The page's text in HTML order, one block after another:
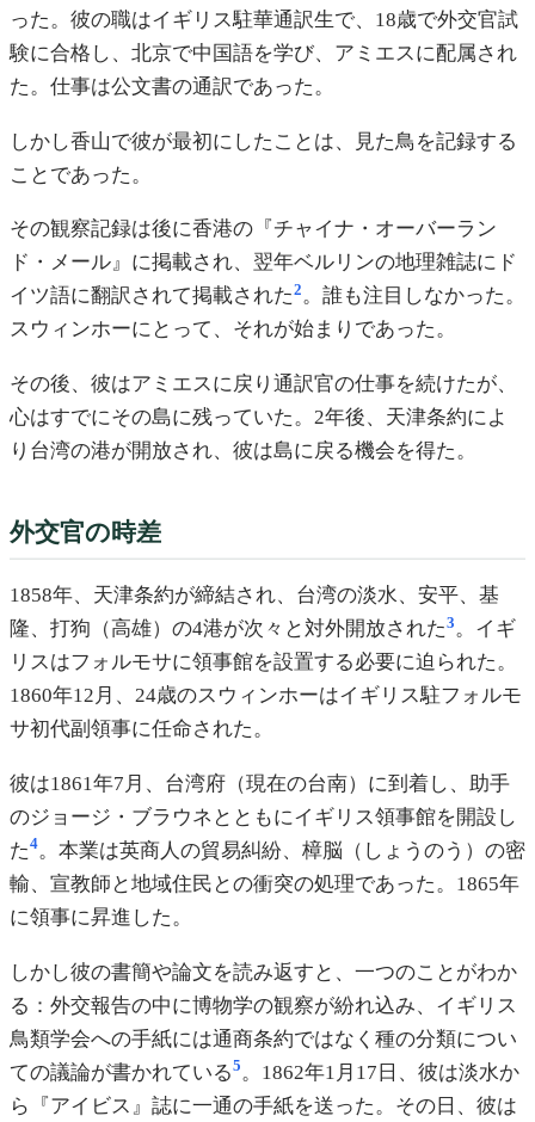
った。彼の職はイギリス駐華通訳生で、18歳で外交官試
験に合格し、北京で中国語を学び、アミエスに配属され
た。仕事は公文書の通訳であった。
しかし香山で彼が最初にしたことは、見た鳥を記録する
ことであった。
その観察記録は後に香港の『チャイナ・オーバーラン
ド・メール』に掲載され、翌年ベルリンの地理雑誌にド
イツ語に翻訳されて掲載された2。誰も注目しなかった。
スウィンホーにとって、それが始まりであった。
その後、彼はアミエスに戻り通訳官の仕事を続けたが、
心はすでにその島に残っていた。2年後、天津条約によ
り台湾の港が開放され、彼は島に戻る機会を得た。
外交官の時差
1858年、天津条約が締結され、台湾の淡水、安平、基
隆、打狗（高雄）の4港が次々と対外開放された3。イギ
リスはフォルモサに領事館を設置する必要に迫られた。
1860年12月、24歳のスウィンホーはイギリス駐フォルモ
サ初代副領事に任命された。
彼は1861年7月、台湾府（現在の台南）に到着し、助手
のジョージ・ブラウネとともにイギリス領事館を開設し
た4。本業は英商人の貿易糾紛、樟脳（しょうのう）の密
輸、宣教師と地域住民との衝突の処理であった。1865年
に領事に昇進した。
しかし彼の書簡や論文を読み返すと、一つのことがわか
る：外交報告の中に博物学の観察が紛れ込み、イギリス
鳥類学会への手紙には通商条約ではなく種の分類につい
ての議論が書かれている5 。1862年1月17日、彼は淡水か
ら『アイビス』誌に一通の手紙を送った。その日、彼は